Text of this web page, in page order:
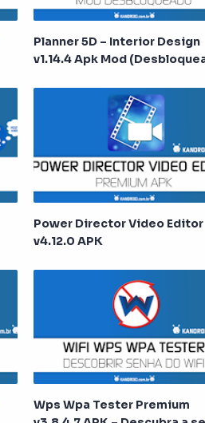
Planner 5D – Interior Design
v1.14.4 Apk Mod
Power Director Video Editor
v4.12.0 APK
Wps Wpa Tester Premium